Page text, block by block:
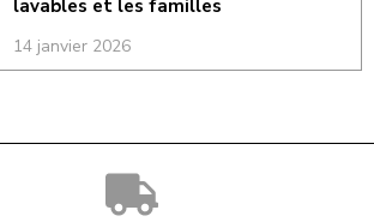
lavables et les familles
14 janvier 2026